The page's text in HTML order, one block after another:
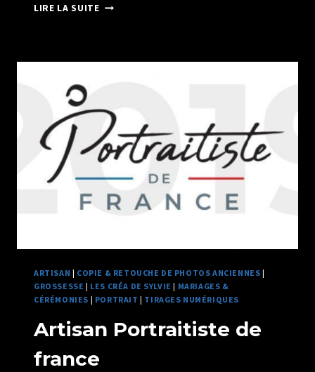
LIRE LA SUITERETOUR
DU
ARTISAN | COPIE & RETOUCHE DE PHOTOS ANCIENNES |
GROSSESSE | LES CRÉA DE SYLVIE | MARIAGES &
CÉRÉMONIES | PORTRAIT | TIRAGES NUMÉRIQUES
Artisan Portraitiste de
france